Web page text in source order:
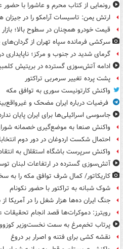
رونمایی از کتاب محرم و عاشورا با حضور
ارتش یمن: تاسیسات آرامکو را در جیزان
قیمت خودرو همچنان در سطوح بالا؛
سرکشی فرمانده سپاه تهران از گردان‌های
گرمای شدید در جنوب و مرکز؛ ناپایداری
ادامه آتش‌سوزی گسترده در بریتیش
پشت پرده تغییر سرمربی تراکتور
واکنش کارتونیست سوری به توافق مکه
فرضیات درباره ایران مضحک و
جاسوسی اسرائیلی‌ها برای ایران پایان
واکنش صنعا به موضع‌گیری خصمانه
احتمال شکست اردوغان در دور دوم
واکنش سرپرست باشگاه استقلال به
آتش‌سوزی گسترده در ارتفاعات لبنان
کاریکاتور/ کمال شرف توافق مکه را به
شوک شبانه به تراکتور با حضور نکونام
جنگ ایران ده‌ها هزار شغل را در آمریکا از
رویترز: دموکرات‌ها قصد انجام تحقیقات
پرتاب تخم‌مرغ به سمت نخست‌وزیر کوزوو
نقشه کشی برای فتنه و اصرار بر دروغ